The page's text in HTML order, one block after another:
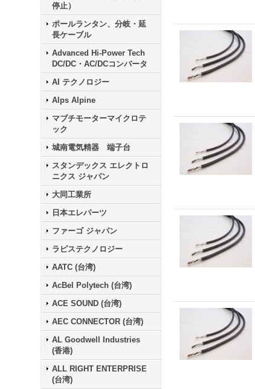
停止）
ポールランタン、分岐・延
長ケーブル
Advanced Hi-Power Tech
DC/DC・AC/DCコンバータ
AI テクノロジー
Alps Alpine
マブチモーターマイクロテ
ック
城南電気精器 端子台
スタンデックス エレクトロ
ニクス ジャパン
大同工業所
日本エレパーツ
ファーゴ ジャパン
ラピステクノロジー
AATC (台湾)
AcBel Polytech (台湾)
ACE SOUND (台湾)
AEC CONNECTOR (台湾)
AL Goodwell Industries
(香港)
ALL RIGHT ENTERPRISE
(台湾)